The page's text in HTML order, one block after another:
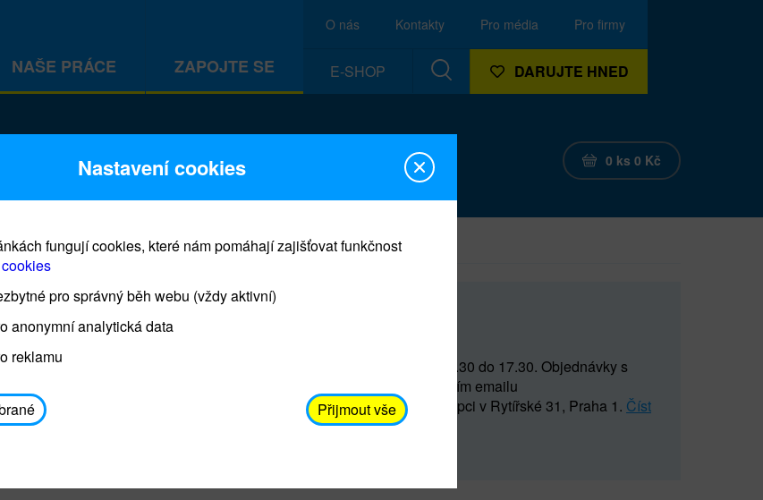
NAŠE PRÁCE ZAPOJTE SE
O nás Kontakty Pro média Pro firmy
E-SHOP DARUJTE HNED
0 ks 0 Kč
Prodej blahopřání a dárků UNICEF
Prodejna UNICEF bude otevřena každý čtvrtek o 11 do 15 a od 15.30 do 17.30. Objednávky s
osobním odběrem je možné vyzvednout po domluvě (prostřednictvím emailu
avodickova@unicef.cz nebo telefonním čísle 606 655 547) na recepci v Rytířské 31, Praha 1. Číst
dále
Nastavení cookies
fungují cookies, které nám pomáhají zajišťovat funkčnost
pro správný běh webu (vždy aktivní)
anonymní analytická data
reklamu
Přijmout vše